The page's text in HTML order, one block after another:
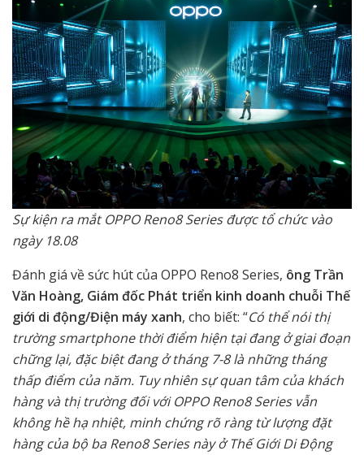
Sự kiện ra mắt OPPO Reno8 Series được tổ chức vào
ngày 18.08
Đánh giá về sức hút của OPPO Reno8 Series, ông Trần
Văn Hoàng, Giám đốc Phát triển kinh doanh chuỗi Thế
giới di động/Điện máy xanh, cho biết: “Có thể nói thị
trường smartphone thời điểm hiện tại đang ở giai đoạn
chững lại, đặc biệt đang ở tháng 7-8 là những tháng
thấp điểm của năm. Tuy nhiên sự quan tâm của khách
hàng và thị trường đối với OPPO Reno8 Series vẫn
không hề hạ nhiệt, minh chứng rõ ràng từ lượng đặt
hàng của bộ ba Reno8 Series này ở Thế Giới Di Động